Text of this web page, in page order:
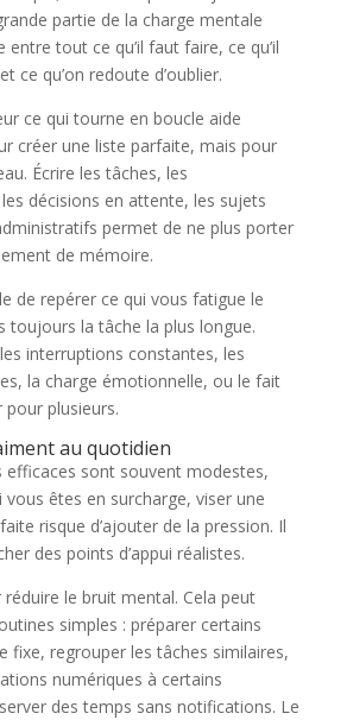
partie de la charge mentale
entre tout ce qu’il faut faire, ce qu’il
ce qu’on redoute d’oublier.
ce qui tourne en boucle aide
créer une liste parfaite, mais pour
Écrire les tâches, les
décisions en attente, les sujets
permet de ne plus porter
de mémoire.
de repérer ce qui vous fatigue le
toujours la tâche la plus longue.
interruptions constantes, les
la charge émotionnelle, ou le fait
pour plusieurs.
au quotidien
efficaces sont souvent modestes,
vous êtes en surcharge, viser une
risque d’ajouter de la pression. Il
des points d’appui réalistes.
le bruit mental. Cela peut
simples : préparer certains
fixe, regrouper les tâches similaires,
numériques à certains
des temps sans notifications. Le